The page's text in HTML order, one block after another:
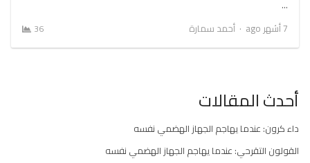
…
7 أشهر ago
Author
أحمد سمارة 36
أحدث المقالات
داء كرون: عندما يهاجم الجهاز الهضمي نفسه
القولون التقرحي: عندما يهاجم الجهاز الهضمي نفسه